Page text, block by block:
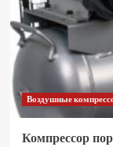
Воздушные
Компрессор